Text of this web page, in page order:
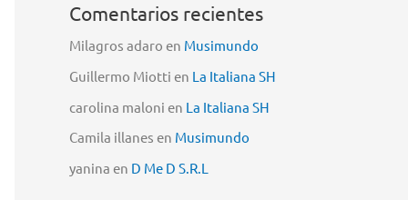
Comentarios recientes
Milagros adaro en Musimundo
Guillermo Miotti en La Italiana SH
carolina maloni en La Italiana SH
Camila illanes en Musimundo
yanina en D Me D S.R.L